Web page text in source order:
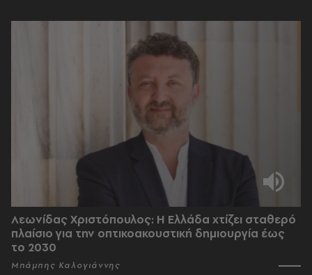
Λεωνίδας Χριστόπουλος: Η Ελλάδα χτίζει σταθερό
πλαίσιο για την οπτικοακουστική δημιουργία έως
το 2030
Μπάμπης Καλογιάννης